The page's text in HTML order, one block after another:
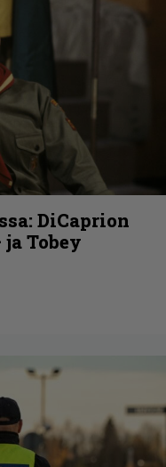
DiCaprion
Tobey